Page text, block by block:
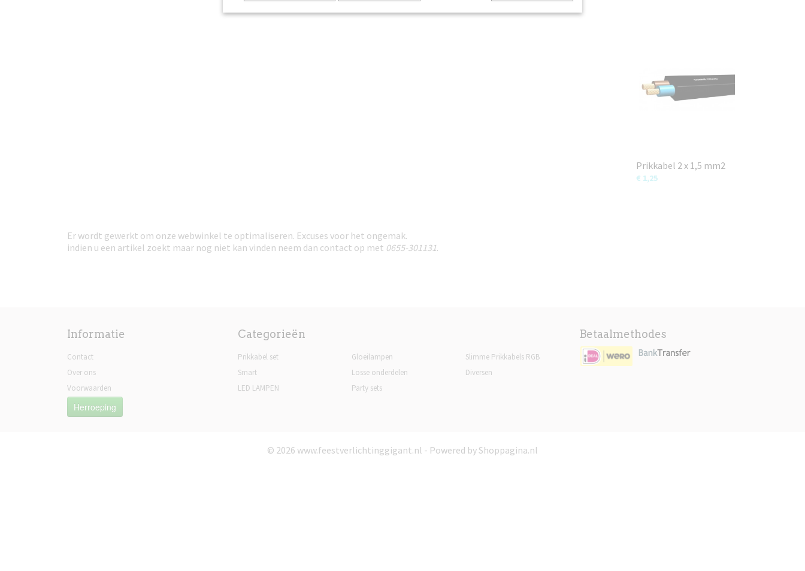
Prikkabel 2 x 1,5 mm2
€ 1,25
Er wordt gewerkt om onze webwinkel te optimaliseren. Excuses voor het ongemak.
indien u een artikel zoekt maar nog niet kan vinden neem dan contact op met 0655-301131.
Informatie
Contact
Over ons
Voorwaarden
Herroeping
Categorieën
Prikkabel set
Smart
LED LAMPEN
Gloeilampen
Losse onderdelen
Party sets
Slimme Prikkabels RGB
Diversen
Betaalmethodes
© 2026 www.feestverlichtinggigant.nl - Powered by Shoppagina.nl